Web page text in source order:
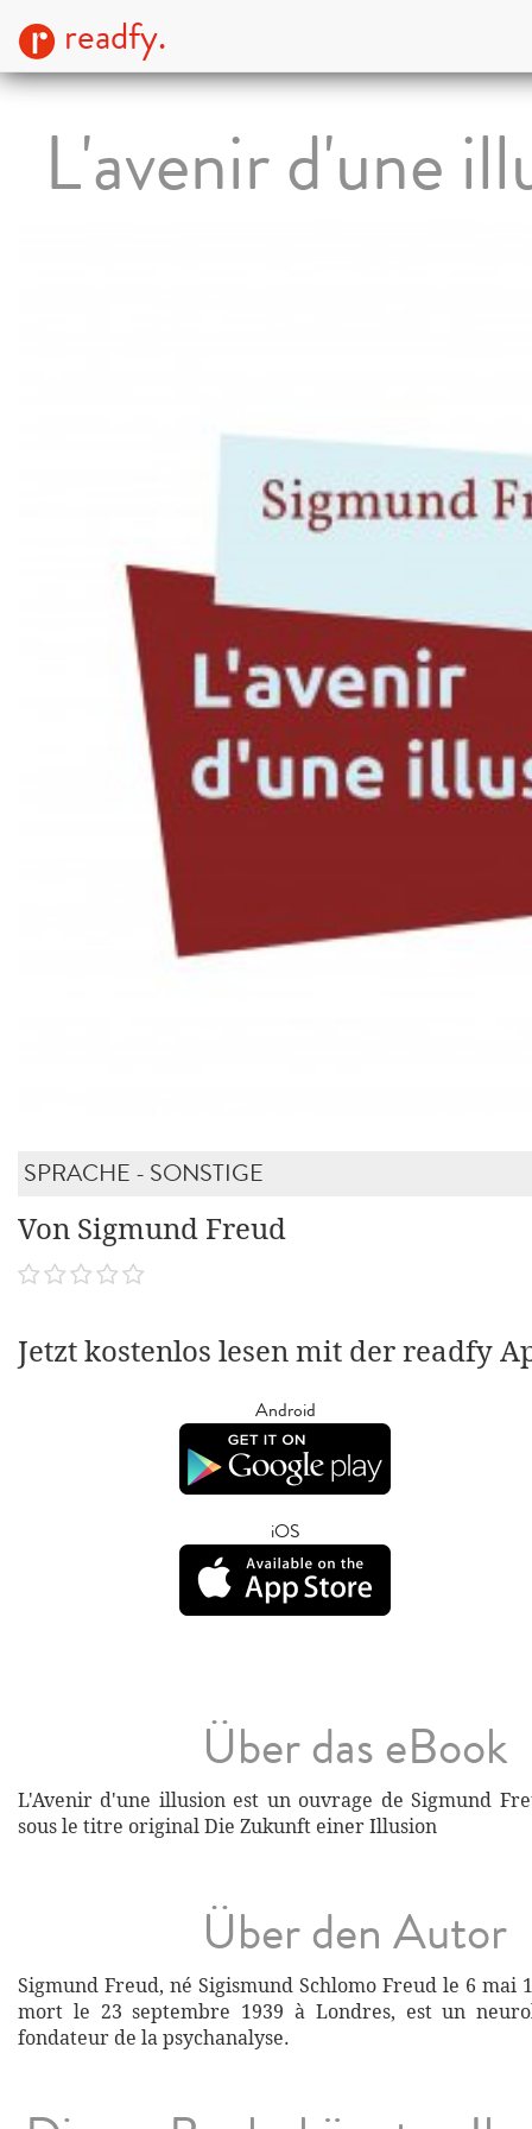
readfy.
L'avenir d'une
SPRACHE - SONSTIGE
Von Sigmund Freud
Jetzt kostenlos lesen mit der readfy
Android
iOS
Über das eBook
L'Avenir d'une illusion est un ouvrage de Sigmund
sous le titre original Die Zukunft einer Illusion
Über den Autor
Sigmund Freud, né Sigismund Schlomo Freud le 6 mai
mort le 23 septembre 1939 à Londres, est un
fondateur de la psychanalyse.